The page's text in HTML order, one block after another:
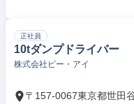
正社員
10tダンプドライバー
株式会社ピー・アイ
〒157-0067東京都世田